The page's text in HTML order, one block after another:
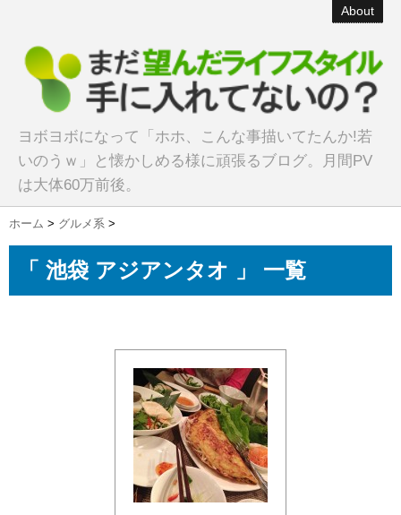
About
ヨボヨボになって「ホホ、こんな事描いてたんか!若
いのうｗ」と懐かしめる様に頑張るブログ。月間PV
は大体60万前後。
ホーム > グルメ系 >
「 池袋 アジアンタオ 」 一覧